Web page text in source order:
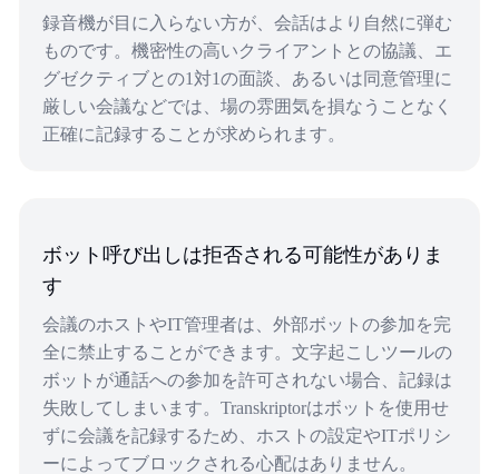
録音機が目に入らない方が、会話はより自然に弾む
ものです。機密性の高いクライアントとの協議、エ
グゼクティブとの1対1の面談、あるいは同意管理に
厳しい会議などでは、場の雰囲気を損なうことなく
正確に記録することが求められます。
ボット呼び出しは拒否される可能性がありま
す
会議のホストやIT管理者は、外部ボットの参加を完
全に禁止することができます。文字起こしツールの
ボットが通話への参加を許可されない場合、記録は
失敗してしまいます。Transkriptorはボットを使用せ
ずに会議を記録するため、ホストの設定やITポリシ
ーによってブロックされる心配はありません。